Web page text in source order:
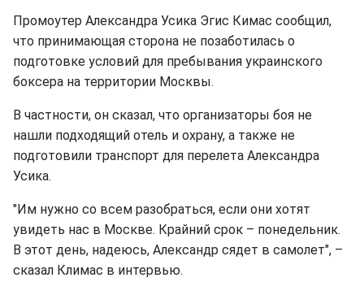
Промоутер Александра Усика Эгис Кимас сообщил,
что принимающая сторона не позаботилась о
подготовке условий для пребывания украинского
боксера на территории Москвы.
В частности, он сказал, что организаторы боя не
нашли подходящий отель и охрану, а также не
подготовили транспорт для перелета Александра
Усика.
"Им нужно со всем разобраться, если они хотят
увидеть нас в Москве. Крайний срок – понедельник.
В этот день, надеюсь, Александр сядет в самолет", –
сказал Климас в интервью.